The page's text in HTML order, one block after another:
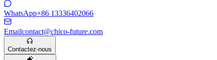
WhatsApp+86 13336402066
Emailcontact@chico-future.com
Contactez-nous